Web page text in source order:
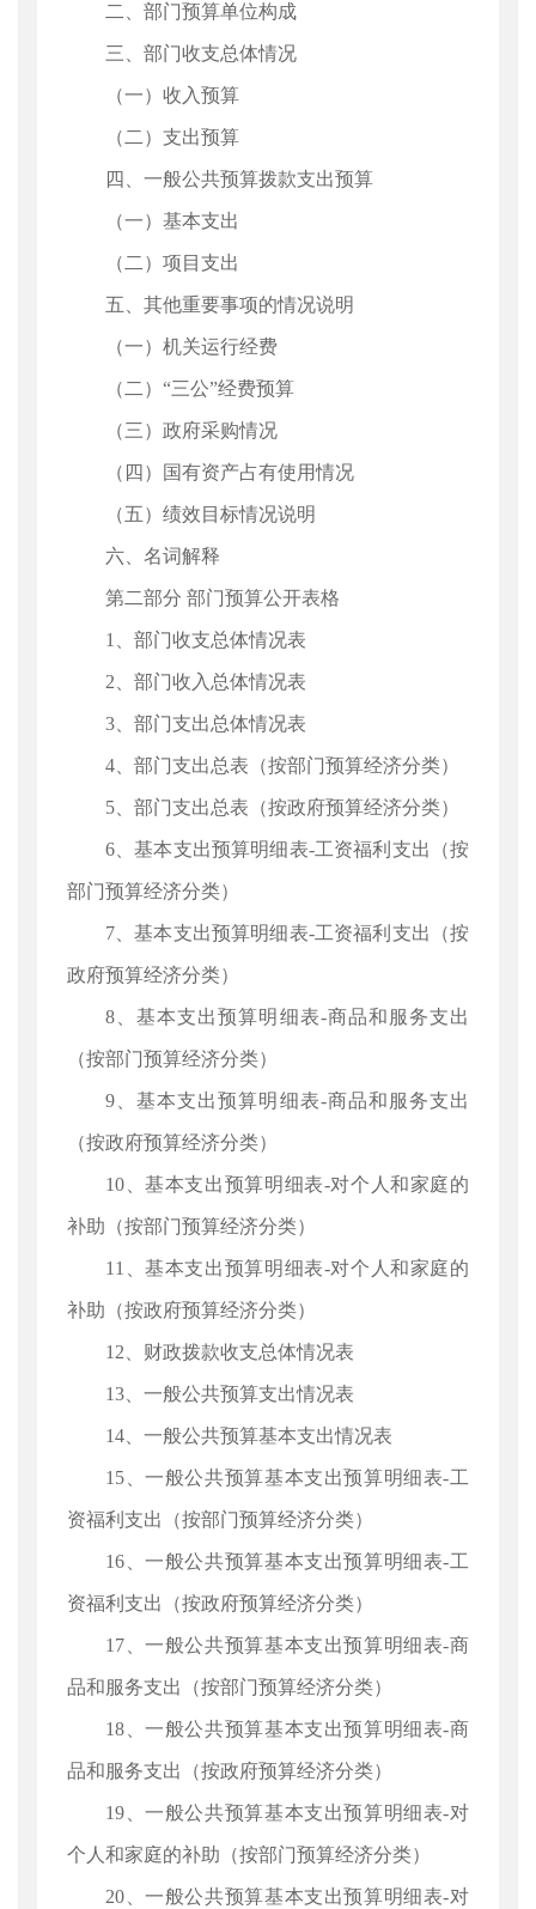
二、部门预算单位构成
三、部门收支总体情况
（一）收入预算
（二）支出预算
四、一般公共预算拨款支出预算
（一）基本支出
（二）项目支出
五、其他重要事项的情况说明
（一）机关运行经费
（二）“三公”经费预算
（三）政府采购情况
（四）国有资产占有使用情况
（五）绩效目标情况说明
六、名词解释
第二部分 部门预算公开表格
1、部门收支总体情况表
2、部门收入总体情况表
3、部门支出总体情况表
4、部门支出总表（按部门预算经济分类）
5、部门支出总表（按政府预算经济分类）
6、基本支出预算明细表-工资福利支出（按
部门预算经济分类）
7、基本支出预算明细表-工资福利支出（按
政府预算经济分类）
8、基本支出预算明细表-商品和服务支出
（按部门预算经济分类）
9、基本支出预算明细表-商品和服务支出
（按政府预算经济分类）
10、基本支出预算明细表-对个人和家庭的
补助（按部门预算经济分类）
11、基本支出预算明细表-对个人和家庭的
补助（按政府预算经济分类）
12、财政拨款收支总体情况表
13、一般公共预算支出情况表
14、一般公共预算基本支出情况表
15、一般公共预算基本支出预算明细表-工
资福利支出（按部门预算经济分类）
16、一般公共预算基本支出预算明细表-工
资福利支出（按政府预算经济分类）
17、一般公共预算基本支出预算明细表-商
品和服务支出（按部门预算经济分类）
18、一般公共预算基本支出预算明细表-商
品和服务支出（按政府预算经济分类）
19、一般公共预算基本支出预算明细表-对
个人和家庭的补助（按部门预算经济分类）
20、一般公共预算基本支出预算明细表-对